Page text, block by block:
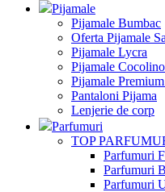
Pijamale
Pijamale Bumbac
Oferta Pijamale
Pijamale Lycra
Pijamale
Pijamale
Pantaloni Pijama
Lenjerie de corp
Parfumuri
TOP
Parfumuri
Parfumuri
Parfumuri